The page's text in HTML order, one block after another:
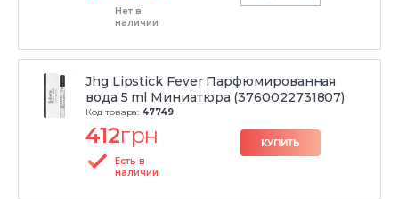
Нет в
наличии
Jhg Lipstick Fever Парфюмированная
вода 5 ml Миниатюра (3760022731807)
Код товара: 47749
412грн
Есть в
наличии
КУПИТЬ